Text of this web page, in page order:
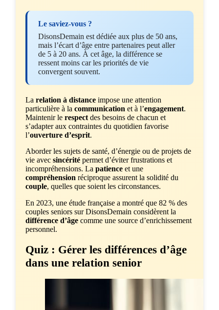
Le saviez-vous ?
DisonsDemain est dédiée aux plus de 50 ans,
mais l’écart d’âge entre partenaires peut aller
de 5 à 20 ans. À cet âge, la différence se
ressent moins car les priorités de vie
convergent souvent.
La relation à distance impose une attention
particulière à la communication et à l’engagement.
Maintenir le respect des besoins de chacun et
s’adapter aux contraintes du quotidien favorise
l’ouverture d’esprit.
Aborder les sujets de santé, d’énergie ou de projets de
vie avec sincérité permet d’éviter frustrations et
incompréhensions. La patience et une
compréhension réciproque assurent la solidité du
couple, quelles que soient les circonstances.
En 2023, une étude française a montré que 82 % des
couples seniors sur DisonsDemain considèrent la
différence d’âge comme une source d’enrichissement
personnel.
Quiz : Gérer les différences d’âge
dans une relation senior